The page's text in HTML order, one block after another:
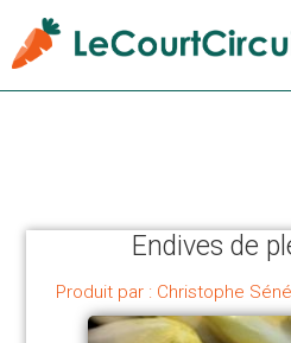
Endives de
Produit par : Christophe